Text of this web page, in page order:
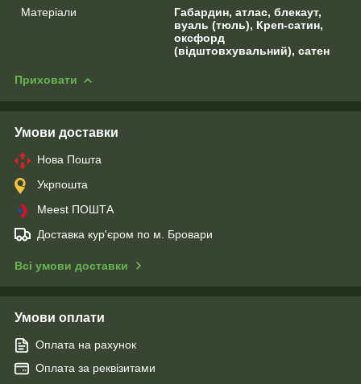
Матеріали
Габардин, атлас, блекаут,
вуаль (тюль), Креп-сатин,
оксфорд
(відштовхувальний), сатен
Приховати
Умови доставки
Нова Пошта
Укрпошта
Meest ПОШТА
Доставка кур'єром по м. Бровари
Всі умови доставки
Умови оплати
Оплата на рахунок
Оплата за реквізитами